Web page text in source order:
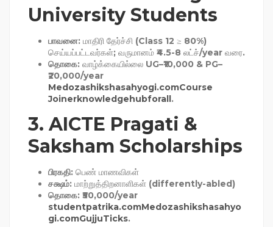
University Students
பாவனை: மாதிரி தேர்ச்சி (Class 12 ≥ 80%)
செய்யப்பட்டவர்கள்; வருமானம் ₹4.5-8 லட்ச்/year வரை.
தொகை: வாழ்க்கையில்லை UG–₹10,000 & PG–
₹20,000/year
Medozashikshasahyogi.comCourse
Joinerknowledgehubforall.
3. AICTE Pragati &
Saksham Scholarships
பிரகதி: பெண் மாணவிகள்
சக்ஷம்: மாற்றுத்திறனாளிகள் (differently-abled)
தொகை: ₹50,000/year
studentpatrika.comMedozashikshasahyo
gi.comGujjuTicks.